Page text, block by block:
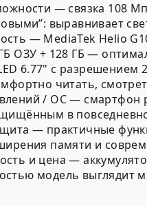
— связка 108
выравнивает
— MediaTek Helio
ОЗУ + 128 ГБ —
6.77" с разрешением
читать,
/ ОС— смартфон
в
— практичные
памяти и
и цена —
модель выглядит